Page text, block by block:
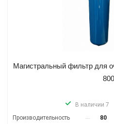
Магистральный фильтр для
800
В наличии 7
Производитель­ность
80